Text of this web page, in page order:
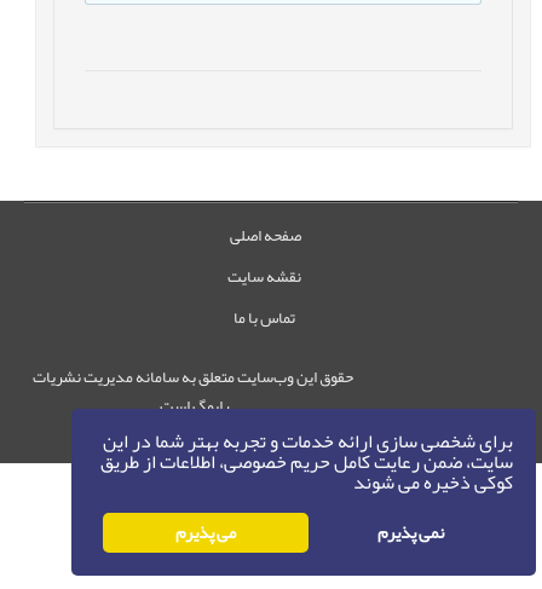
برای شخصی سازی ارائه خدمات و تجربه بهتر شما در این
سایت، ضمن رعایت کامل حریم خصوصی، اطلاعات از طریق
کوکی ذخیره می شوند
نمی پذیرم می پذیرم
صفحه اصلی
نقشه سایت
تماس با ما
حقوق این وب‌سایت متعلق به سامانه مدیریت نشریات
رایمگ است.
حق نشر